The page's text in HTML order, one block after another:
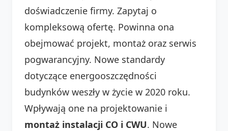
doświadczenie firmy. Zapytaj o
kompleksową ofertę. Powinna ona
obejmować projekt, montaż oraz serwis
pogwarancyjny. Nowe standardy
dotyczące energooszczędności
budynków weszły w życie w 2020 roku.
Wpływają one na projektowanie i
montaż instalacji CO i CWU. Nowe